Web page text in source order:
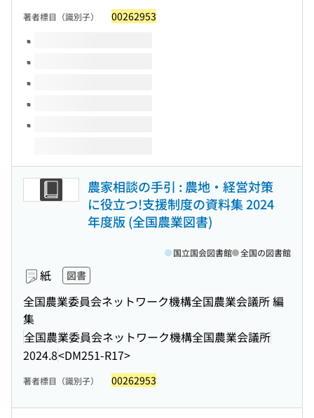
著者標目（識別子） 00262953
このタイトルの巻号
農家相談の手引 : 農地・経営対策
に役立つ!支援制度の資料集 2024
年度版 (全国農業図書)
紙 図書
全国農業委員会ネットワーク機構全国農業会議所 編
集
全国農業委員会ネットワーク機構全国農業会議所
2024.8<DM251-R17>
国立国会図書館 全国の図書館
著者標目（識別子） 00262953